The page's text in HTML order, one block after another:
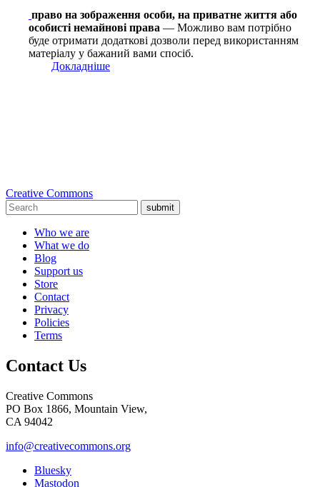
право на зображення особи, на приватне життя або
особисті немайнові права — Можливо вам потрібно
буде отримати додаткові дозволи перед використанням
матеріалу у бажаний вами спосіб.
Докладніше
Creative Commons
submit
Who we are
What we do
Blog
Support us
Store
Contact
Privacy
Policies
Terms
Contact Us
Creative Commons
PO Box 1866, Mountain View,
CA 94042
info@creativecommons.org
Bluesky
Mastodon